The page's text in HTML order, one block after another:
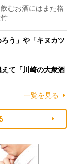
むお酒にはまた格
…
ろう」や「キヌカツ
えて「川崎の大衆酒
一覧を見る